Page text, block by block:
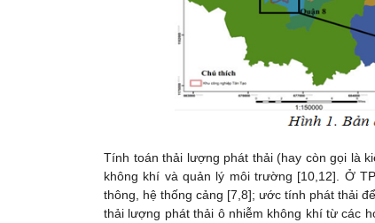
Tính toán thải lượng phát thải (hay còn gọi là
không khí và quản lý môi trường [10,12]. Ở
thông, hệ thống cảng [7,8]; ước tính phát thải
thải lượng phát thải ô nhiễm không khí từ các